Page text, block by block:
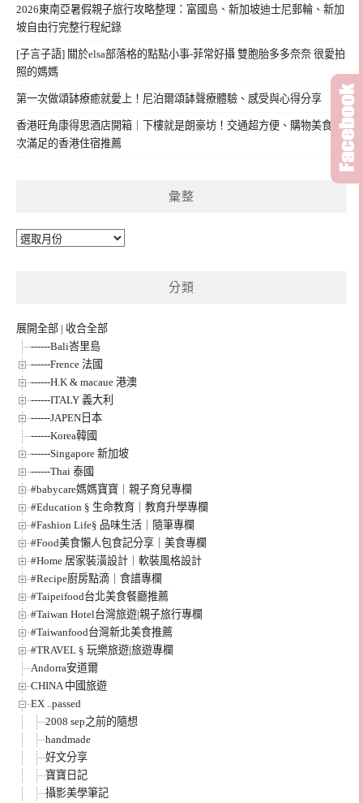
2026東南亞暑假親子旅行攻略整理：富國島、新加坡迪士尼郵輪、新加
坡自由行完整行程紀錄
[子言子語] 關於elsa部落格的點點小事-菲常好攝 雙胞胎多多奈奈 很愛拍
照的媽媽
第一次做頌缽療癒就愛上！尼泊爾頌缽聲療體驗、感受與心得分享
香港旺角康得思酒店開箱｜下樓就是朗豪坊！交通超方便、購物美食一
次滿足的香港住宿推薦
彙整
彙
分類
展開全部 | 收合全部
------Bali峇里島
------Frence 法國
------H.K & macaue 港澳
------ITALY 義大利
------JAPEN日本
------Korea韓國
------Singapore 新加坡
------Thai 泰國
#babycare媽媽寶寶｜親子育兒專欄
#Education § 生命教育｜教育升學專欄
#Fashion Life§ 品味生活｜隨筆專欄
#Food美食懶人包食記分享｜美食專欄
#Home 居家裝潢設計｜軟裝風格設計
#Recipe廚房點滴｜食譜專欄
#Taipeifood台北美食餐廳推薦
#Taiwan Hotel台灣旅遊|親子旅行專欄
#Taiwanfood台灣新北美食推薦
#TRAVEL § 玩樂旅遊|旅遊專欄
Andorra安道爾
CHINA 中國旅遊
EX ..passed
2008 sep之前的隨想
handmade
好文分享
寶寶日記
攝影美學筆記